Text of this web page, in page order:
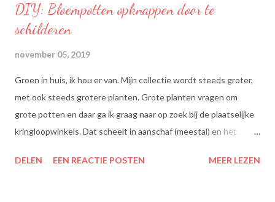
DIY: Bloempotten opknappen door te
schilderen
november 05, 2019
Groen in huis, ik hou er van. Mijn collectie wordt steeds groter,
met ook steeds grotere planten. Grote planten vragen om
grote potten en daar ga ik graag naar op zoek bij de plaatselijke
kringloopwinkels. Dat scheelt in aanschaf (meestal) en het
voor onze planeet, nietwaar?
DELEN EEN REACTIE POSTEN MEER LEZEN